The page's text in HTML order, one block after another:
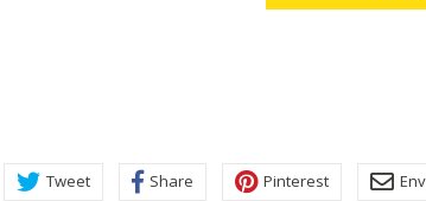
Tweet Share Pinterest
PHPSESSID, wp-settings-1, wp-settings-time-1, _evCo, _evCoLT